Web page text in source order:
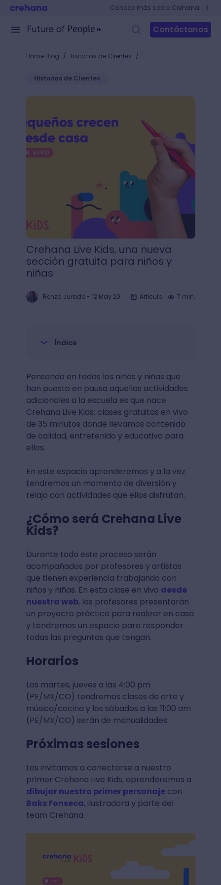
Conoce más sobre Crehana
Contáctanos
Home Blog / Historias de Clientes /
Historias de Clientes
Crehana Live Kids, una nueva sección gratuita para
Crehana Live Kids, una nueva
sección gratuita para niños y
niñas
Renza Jurado- 12 May 20 Articulo 7 min.
Índice
Pensando en todos los niños y niñas que
han puesto en pausa aquellas actividades
adicionales a la escuela es que nace
Crehana Live Kids: clases gratuitas en vivo
de 35 minutos donde llevamos contenido
de calidad, entretenido y educativo para
ellos.
En este espacio aprenderemos y a la vez
tendremos un momento de diversión y
relajo con actividades que ellos disfrutan.
¿Cómo será Crehana Live
Kids?
Durante todo este proceso serán
acompañados por profesores y artistas
que tienen experiencia trabajando con
niños y niñas. En esta clase en vivo desde
nuestra web, los profesores presentarán
un proyecto práctico para realizar en casa
y tendremos un espacio para responder
todas las preguntas que tengan.
Horarios
Los martes, jueves a las 4:00 pm
(PE/MX/CO) tendremos clases de arte y
música/cocina y los sábados a las 11:00 am
(PE/MX/CO) serán de manualidades.
Próximas sesiones
Los invitamos a conectarse a nuestro
primer Crehana Live Kids, aprenderemos a
dibujar nuestro primer personajecon
Baks Fonseca, ilustradora y parte del
team Crehana.